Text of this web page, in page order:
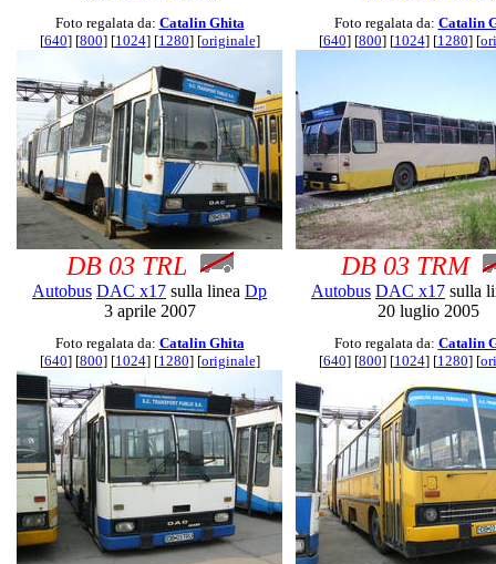
Foto regalata da: Catalin Ghita
[640] [800] [1024] [1280] [originale]
DB 03 TRL
Autobus DAC x17 sulla linea Dp
3 aprile 2007
Foto regalata da: Catalin
[640] [800] [1024] [1280] [
DB 03 TRM
Autobus DAC x17 sulla
20 luglio 2005
Foto regalata da: Catalin Ghita
[640] [800] [1024] [1280] [originale]
Foto regalata da: Catalin
[640] [800] [1024] [1280] [